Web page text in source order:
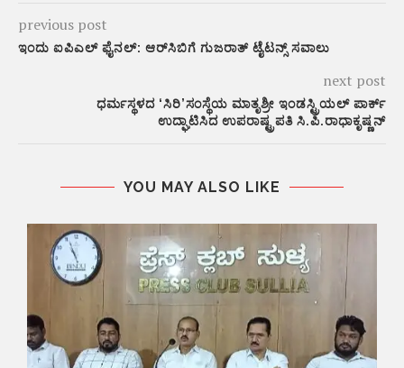
previous post
ಇಂದು ಐಪಿಎಲ್ ಫೈನಲ್: ಆರ್‌ಸಿಬಿಗೆ ಗುಜರಾತ್ ಟೈಟನ್ಸ್ ಸವಾಲು
next post
ಧರ್ಮಸ್ಥಳದ ‘ಸಿರಿ’ಸಂಸ್ಥೆಯ ಮಾತೃಶ್ರೀ ಇಂಡಸ್ಟ್ರಿಯಲ್ ಪಾರ್ಕ್
ಉದ್ಘಾಟಿಸಿದ ಉಪರಾಷ್ಟ್ರಪತಿ ಸಿ.ಪಿ.ರಾಧಾಕೃಷ್ಣನ್
YOU MAY ALSO LIKE